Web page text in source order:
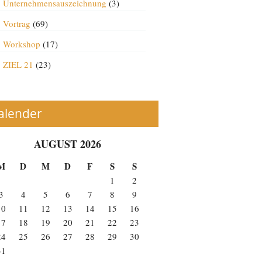
Unternehmensauszeichnung (3)
Vortrag (69)
Workshop (17)
ZIEL 21 (23)
AUGUST 2026
D M D F S S
1
2
4 5 6 7 8
9
11 12 13 14 15
16
18 19 20 21 22
23
25 26 27 28 29
30